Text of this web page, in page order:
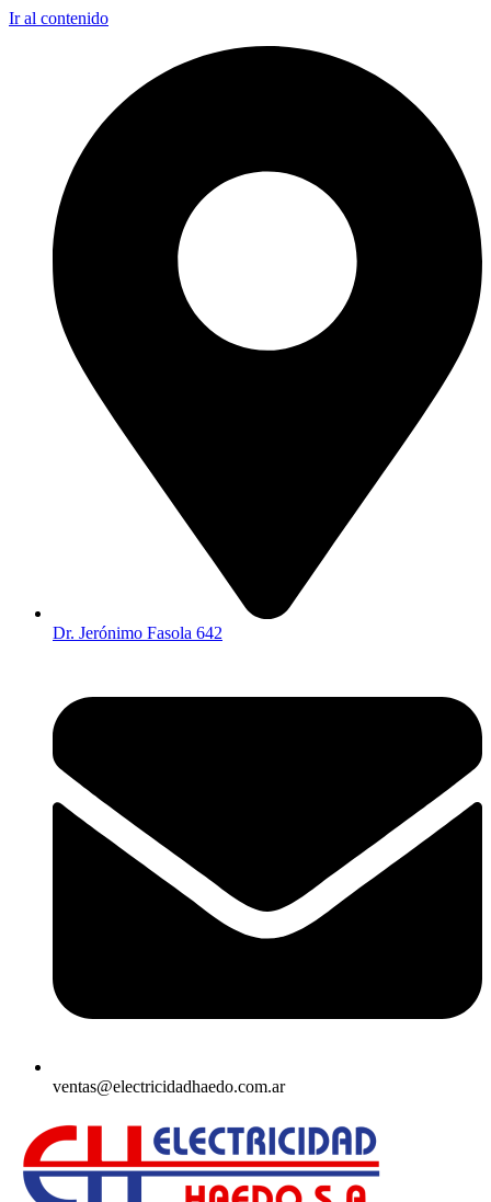
Ir al contenido
Dr. Jerónimo Fasola 642
ventas@electricidadhaedo.com.ar